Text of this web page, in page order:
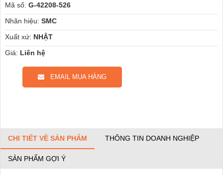
Mã số: G-42208-526
Nhãn hiệu: SMC
Xuất xứ: NHẬT
Giá: Liên hệ
EMAIL MUA HÀNG
CHI TIẾT VỀ SẢN PHẨM THÔNG TIN DOANH NGHIỆP
SẢN PHẨM GỢI Ý